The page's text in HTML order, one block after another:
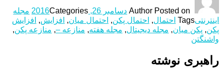
Author Posted on دسامبر 26, 2016 Categories
مجله
اینترنتیTags احتمال, احتمال پکن, احتمال میان, افزایش, افزایش
پکن, پکن میان, مجله دیجیتال, مجله هفته, منازعه –, منازعه پکن,
واشنگتن
راهبری نوشته